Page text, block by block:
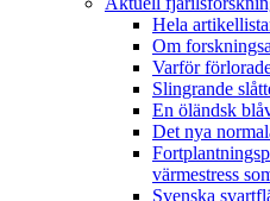
Hela
Om
Varför
Slingrande
En öländsk
Det nya
värmestress
Svenska